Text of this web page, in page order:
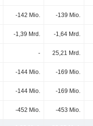
-142 Mio. -139 Mio.
-1,39 Mrd. -1,64 Mrd.
- 25,21 Mrd.
-144 Mio. -169 Mio.
-144 Mio. -169 Mio.
-452 Mio. -453 Mio.